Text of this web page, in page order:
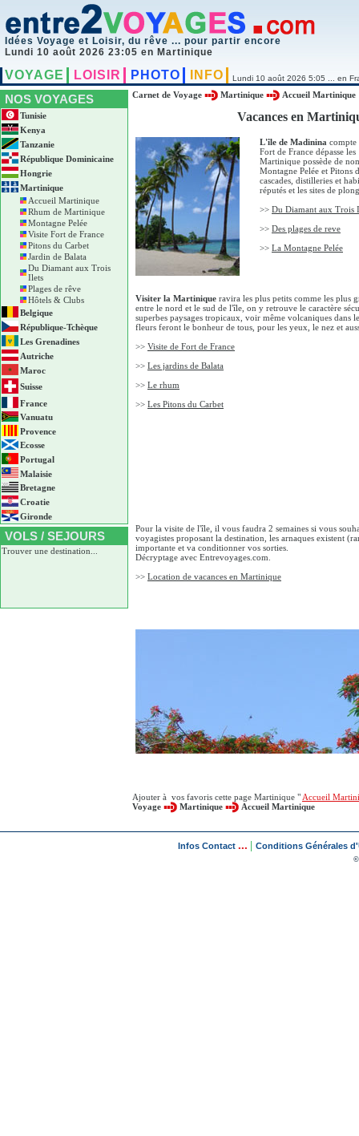
Idées Voyage et Loisir, du rêve ... pour partir encore
Lundi 10 août 2026 23:05 en Martinique
VOYAGE LOISIR PHOTO INFO Lundi 10 août 2026 5:05 ... en
NOS VOYAGES
Tunisie
Kenya
Tanzanie
République Dominicaine
Hongrie
Martinique
Accueil Martinique
Rhum de Martinique
Montagne Pelée
Visite Fort de France
Pitons du Carbet
Jardin de Balata
Du Diamant aux Trois
Ilets
Plages de rêve
Hôtels & Clubs
Belgique
République-Tchèque
Les Grenadines
Autriche
Maroc
Suisse
France
Vanuatu
Provence
Ecosse
Portugal
Malaisie
Bretagne
Croatie
Gironde
VOLS / SEJOURS
Trouver une destination...
Carnet de Voyage Martinique Accueil Martinique
Vacances en
L'île de Madinina compte
Fort de France dépasse
Martinique possède de
Montagne Pelée et Pitons
cascades, distilleries et
réputés et les sites de
>> Du Diamant aux Trois
>> Des plages de reve
>> La Montagne Pelée
Visiter la Martinique ravira les plus petits comme les plus
entre le nord et le sud de l'île, on y retrouve le caractère
superbes paysages tropicaux, voir même volcaniques dans
fleurs feront le bonheur de tous, pour les yeux, le nez et
>> Visite de Fort de France
>> Les jardins de Balata
>> Le rhum
>> Les Pitons du Carbet
Pour la visite de l'île, il vous faudra 2 semaines si vous
voyagistes proposant la destination, les arnaques existent
importante et va conditionner vos sorties.
Décryptage avec Entrevoyages.com.
>> Location de vacances en Martinique
Ajouter à vos favoris cette page Martinique " Accueil
Voyage
Martinique Accueil Martinique
Infos Contact ... Conditions Générales
©